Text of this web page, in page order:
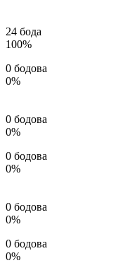
24 бода
100%
0 бодова
0%
0 бодова
0%
0 бодова
0%
0 бодова
0%
0 бодова
0%